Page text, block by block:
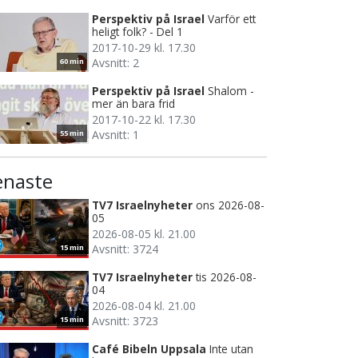
60 min
Perspektiv på Israel Varför ett
heligt folk? - Del 1
2017-10-29 kl. 17.30
Avsnitt: 2
55 min
Perspektiv på Israel Shalom -
mer än bara frid
2017-10-22 kl. 17.30
Avsnitt: 1
15 min
TV7 Israelnyheter ons 2026-08-
05
2026-08-05 kl. 21.00
Avsnitt: 3724
15 min
TV7 Israelnyheter tis 2026-08-
04
2026-08-04 kl. 21.00
Avsnitt: 3723
Café Bibeln Uppsala Inte utan